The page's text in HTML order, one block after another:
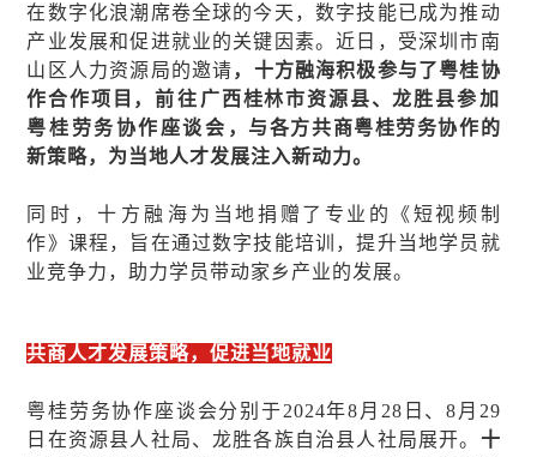
在数字化浪潮席卷全球的今天，数字技能已成为推动
产业发展和促进就业的关键因素。近日，受深圳市南
山区人力资源局的邀请，十方融海积极参与了粤桂协
作合作项目，前往 广西桂林市资源县、龙胜县参加
粤桂劳务协作座谈会 ，与各方共商粤桂劳务协作的
新策略，为当地人才发展注入新动力。
同时，十方融海 为当地捐赠了专业的《短视频制
作》课程，旨在通过数字技能培训，提升当地学员就
业竞争力，助力学员带动家乡产业的发展。
共商人才发展策略，促进当地就业
粤桂劳务协作座谈会分别于2024年8月28日、8月29
日在资源县人社局、龙胜各族自治县人社局展开。 十